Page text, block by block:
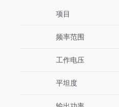
项目
频率范围
工作电压
平坦度